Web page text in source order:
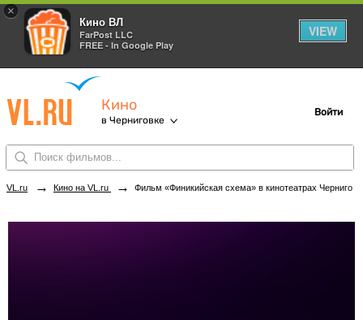
×
Кино ВЛ
FarPost LLC
FREE - In Google Play
VIEW
Кино
в Черниговке
Войти
VL.ru → Кино на VL.ru → Фильм «Финикийская схема» в кинотеатрах Черниговки. Купить билеты!